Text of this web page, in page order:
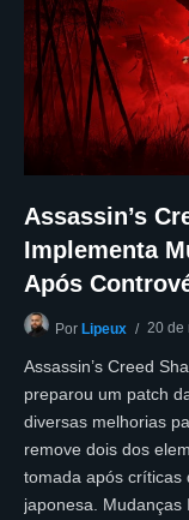
Assassin’s
Implementa
Após
Por Lipeux 20 de
Assassin’s Creed
preparou um patch
diversas melhorias
remove dois dos
tomada após críticas
japonesa. Mudanças